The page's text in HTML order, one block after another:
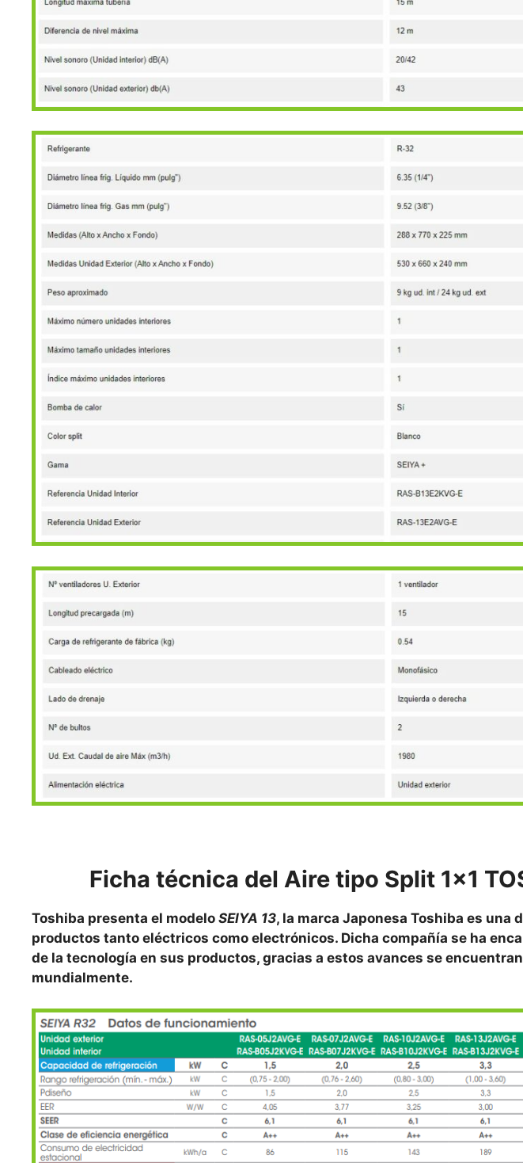
Ficha técnica del Aire tipo Split 1×1
Toshiba presenta el modelo SEIYA 13, la marca Japonesa Toshiba es una
productos tanto eléctricos como electrónicos. Dicha compañía se ha
de la tecnología en sus productos, gracias a estos avances se
mundialmente.